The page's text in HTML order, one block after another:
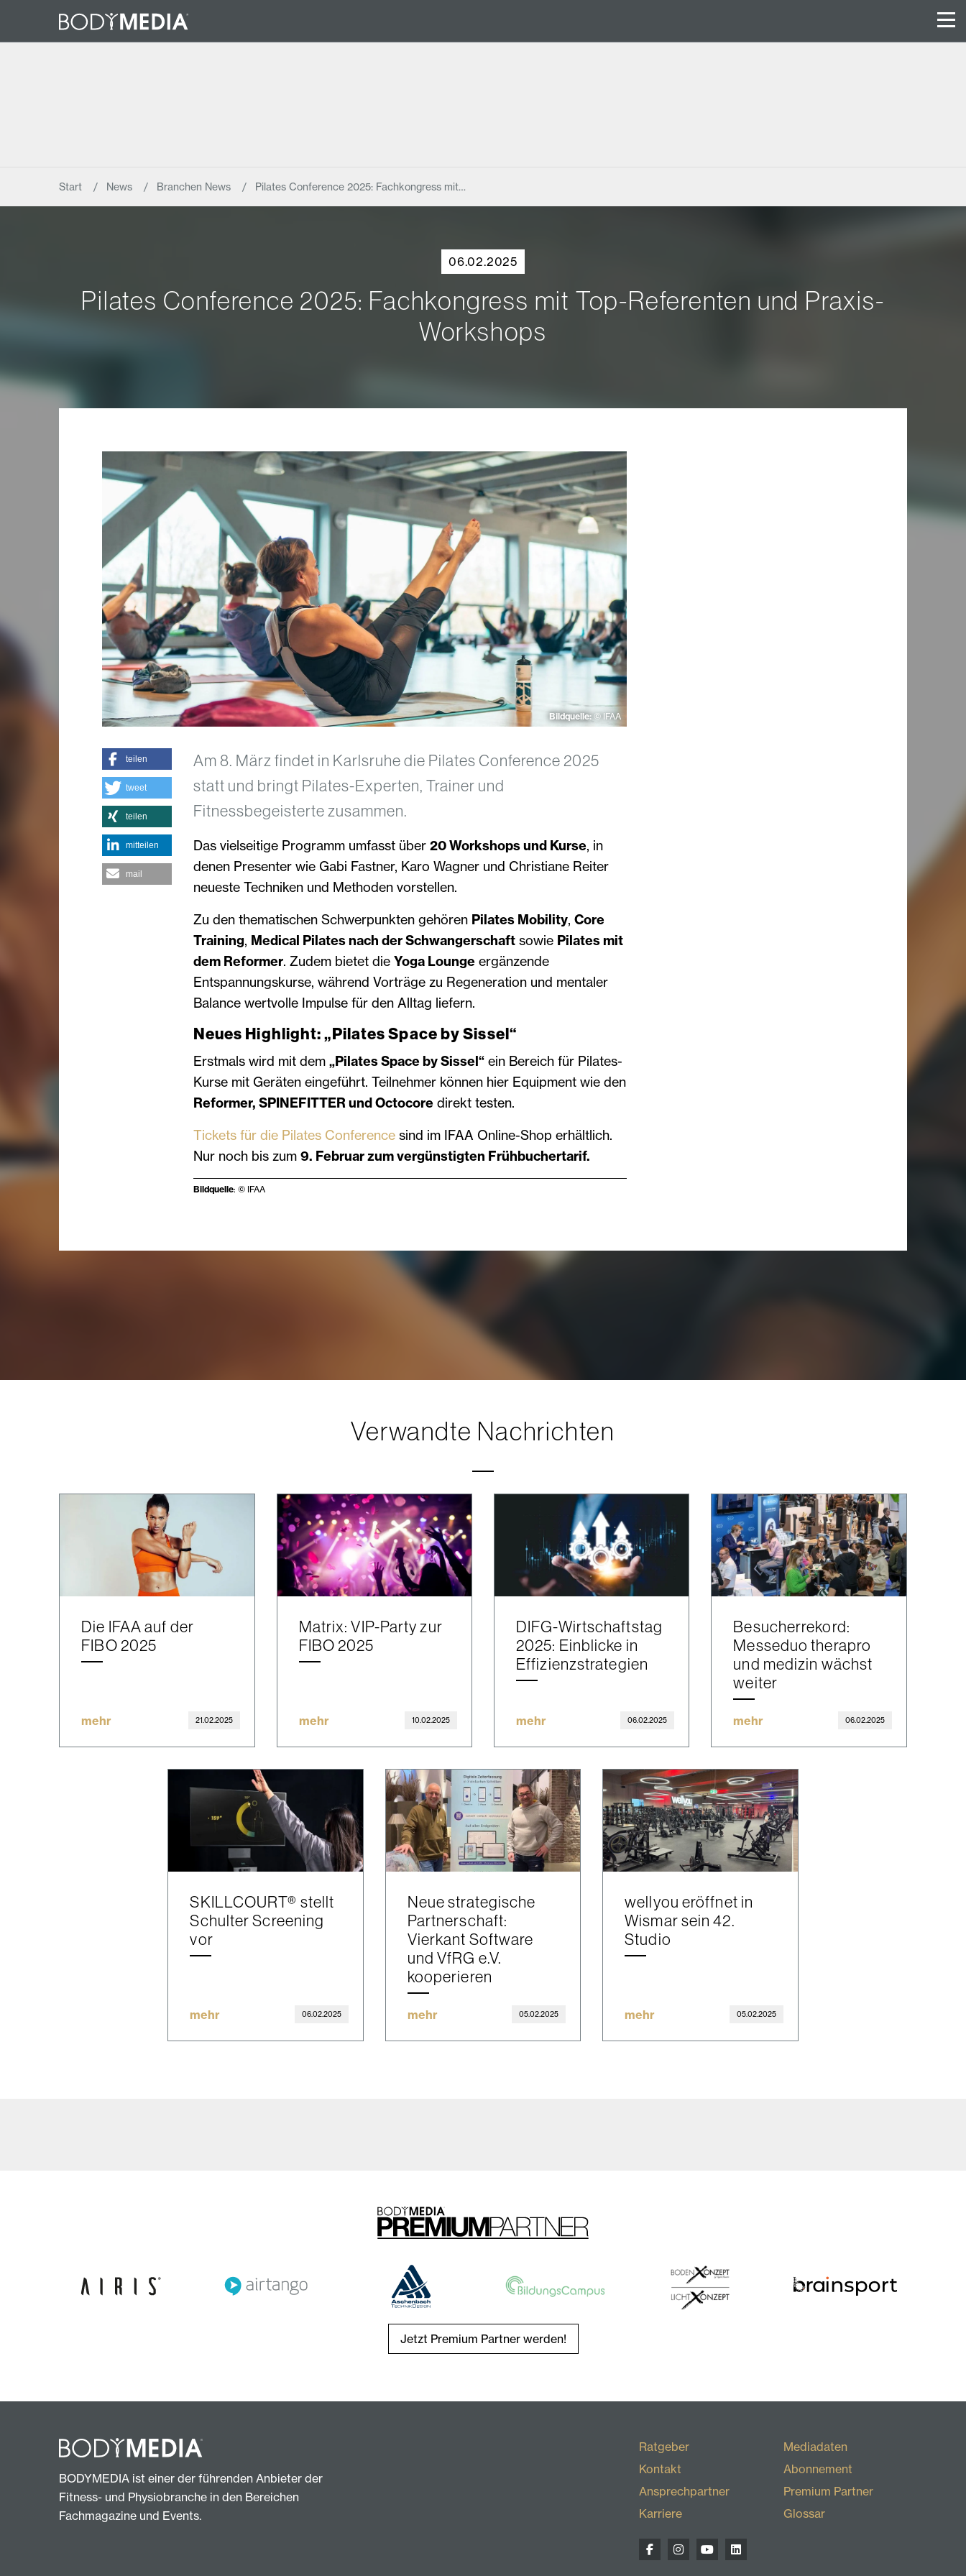
Start News Branchen News Pilates Conference 2025: Fachkongress mit…
06.02.2025
Pilates Conference 2025: Fachkongress mit Top-Referenten und Praxis-
Workshops
Bildquelle:© IFAA
Am 8. März findet in Karlsruhe die Pilates Conference 2025
statt und bringt Pilates-Experten, Trainer und
Fitnessbegeisterte zusammen.
Das vielseitige Programm umfasst über 20 Workshops und Kurse, in
denen Presenter wie Gabi Fastner, Karo Wagner und Christiane Reiter
neueste Techniken und Methoden vorstellen.
Zu den thematischen Schwerpunkten gehören Pilates Mobility, Core
Training, Medical Pilates nach der Schwangerschaftsowie Pilates mit
dem Reformer. Zudem bietet die Yoga Loungeergänzende
Entspannungskurse, während Vorträge zu Regeneration und mentaler
Balance wertvolle Impulse für den Alltag liefern.
Neues Highlight: „Pilates Space by Sissel“
Erstmals wird mit dem „Pilates Space by Sissel“ein Bereich für Pilates-
Kurse mit Geräten eingeführt. Teilnehmer können hier Equipment wie den
Reformer, SPINEFITTER und Octocoredirekt testen.
Tickets für die Pilates Conferencesind im IFAA Online-Shop erhältlich.
Nur noch bis zum 9. Februar zum vergünstigten Frühbuchertarif.
Bildquelle: © IFAA
teilen
tweet
teilen
mitteilen
mail
Verwandte Nachrichten
Die IFAA auf der
FIBO 2025
mehr 21.02.2025
Matrix: VIP-Party zur
FIBO 2025
mehr 10.02.2025
DIFG-Wirtschaftstag
2025: Einblicke in
Effizienzstrategien
mehr 06.02.2025
Besucherrekord:
Messeduo therapro
und medizin wächst
weiter
mehr 06.02.2025
SKILLCOURT® stellt
Schulter Screening
vor
mehr 06.02.2025
Neue strategische
Partnerschaft:
Vierkant Software
und VfRG e.V.
kooperieren
mehr 05.02.2025
wellyou eröffnet in
Wismar sein 42.
Studio
mehr 05.02.2025
Jetzt Premium Partner werden!
BODYMEDIA ist einer der führenden Anbieter der
Fitness- und Physiobranche in den Bereichen
Fachmagazine und Events.
Ratgeber
Kontakt
Ansprechpartner
Karriere
Mediadaten
Abonnement
Premium Partner
Glossar